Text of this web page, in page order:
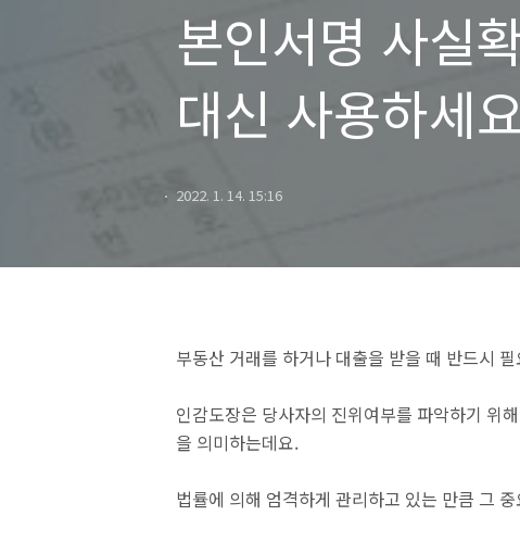
본인서명 사실
대신 사용하세
2022. 1. 14. 15:16
부동산 거래를 하거나 대출을 받을 때 반드시
인감도장은 당사자의 진위여부를 파악하기 위
을 의미하는데요.
법률에 의해 엄격하게 관리하고 있는 만큼 그